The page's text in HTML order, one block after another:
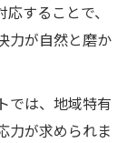
することで、
力が自然と磨か
では、地域特有
力が求められま